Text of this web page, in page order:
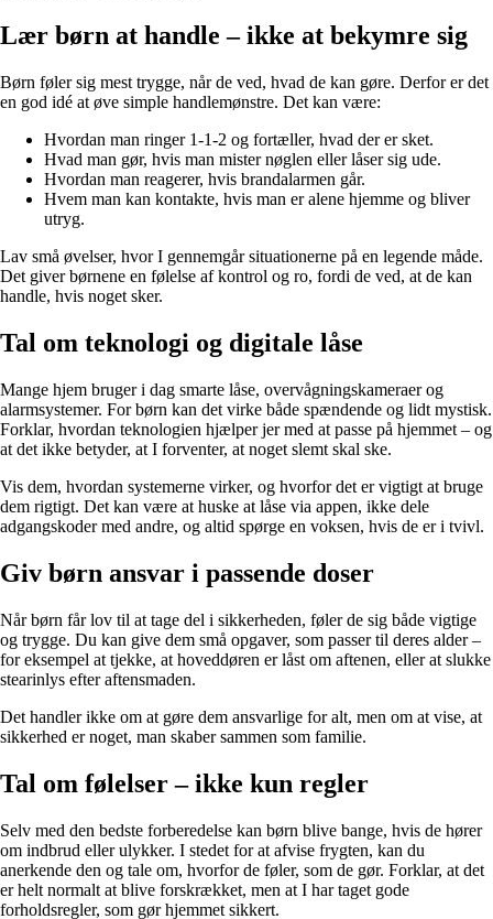
Lær børn at handle – ikke at bekymre sig
Børn føler sig mest trygge, når de ved, hvad de kan gøre. Derfor er det
en god idé at øve simple handlemønstre. Det kan være:
Hvordan man ringer 1-1-2 og fortæller, hvad der er sket.
Hvad man gør, hvis man mister nøglen eller låser sig ude.
Hvordan man reagerer, hvis brandalarmen går.
Hvem man kan kontakte, hvis man er alene hjemme og bliver
utryg.
Lav små øvelser, hvor I gennemgår situationerne på en legende måde.
Det giver børnene en følelse af kontrol og ro, fordi de ved, at de kan
handle, hvis noget sker.
Tal om teknologi og digitale låse
Mange hjem bruger i dag smarte låse, overvågningskameraer og
alarmsystemer. For børn kan det virke både spændende og lidt mystisk.
Forklar, hvordan teknologien hjælper jer med at passe på hjemmet – og
at det ikke betyder, at I forventer, at noget slemt skal ske.
Vis dem, hvordan systemerne virker, og hvorfor det er vigtigt at bruge
dem rigtigt. Det kan være at huske at låse via appen, ikke dele
adgangskoder med andre, og altid spørge en voksen, hvis de er i tvivl.
Giv børn ansvar i passende doser
Når børn får lov til at tage del i sikkerheden, føler de sig både vigtige
og trygge. Du kan give dem små opgaver, som passer til deres alder –
for eksempel at tjekke, at hoveddøren er låst om aftenen, eller at slukke
stearinlys efter aftensmaden.
Det handler ikke om at gøre dem ansvarlige for alt, men om at vise, at
sikkerhed er noget, man skaber sammen som familie.
Tal om følelser – ikke kun regler
Selv med den bedste forberedelse kan børn blive bange, hvis de hører
om indbrud eller ulykker. I stedet for at afvise frygten, kan du
anerkende den og tale om, hvorfor de føler, som de gør. Forklar, at det
er helt normalt at blive forskrækket, men at I har taget gode
forholdsregler, som gør hjemmet sikkert.